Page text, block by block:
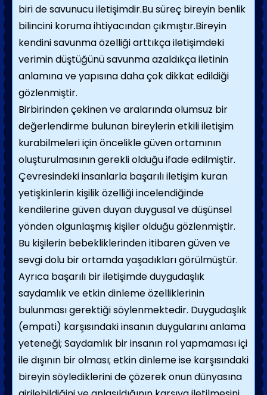
biri de savunucu iletişimdir.Bu süreç bireyin benlik
bilincini koruma ihtiyacından çıkmıştır.Bireyin
kendini savunma özelliği arttıkça iletişimdeki
verimin düştüğünü savunma azaldıkça iletinin
anlamına ve yapısına daha çok dikkat edildiği
gözlenmiştir.
Birbirinden çekinen ve aralarında olumsuz bir
değerlendirme bulunan bireylerin etkili iletişim
kurabilmeleri için öncelikle güven ortamının
oluşturulmasının gerekli olduğu ifade edilmiştir.
Çevresindeki insanlarla başarılı iletişim kuran
yetişkinlerin kişilik özelliği incelendiğinde
kendilerine güven duyan duygusal ve düşünsel
yönden olgunlaşmış kişiler olduğu gözlenmiştir.
Bu kişilerin bebekliklerinden itibaren güven ve
sevgi dolu bir ortamda yaşadıkları görülmüştür.
Ayrıca başarılı bir iletişimde duygudaşlık
saydamlık ve etkin dinleme özelliklerinin
bulunması gerektiği söylenmektedir. Duygudaşlık
(empati) karşısındaki insanın duygularını anlama
yeteneği; Saydamlık bir insanın rol yapmaması içi
ile dışının bir olması; etkin dinleme ise karşısındaki
bireyin söylediklerini de çözerek onun dünyasına